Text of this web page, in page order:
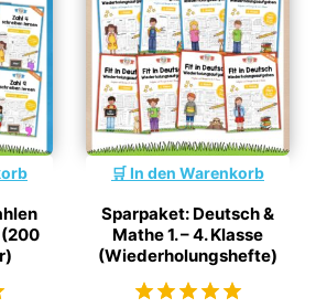
In den Warenkorb
Sparpaket: Deutsch &
Mathe 1. – 4. Klasse
(Wiederholungshefte)